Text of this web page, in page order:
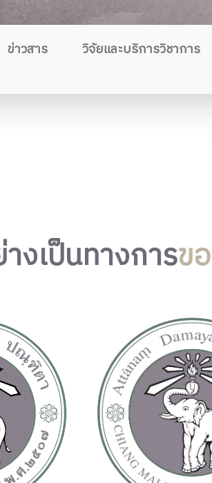
ข่าวสาร วิจัยและบริการวิชาการ
เป็นทางการข